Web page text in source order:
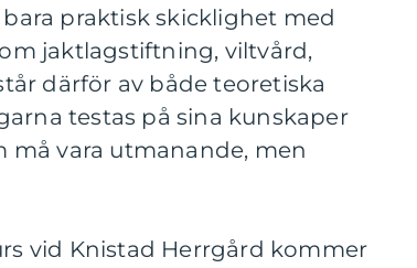
praktisk skicklighet med
jaktlagstiftning, viltvård,
därför av både teoretiska
testas på sina kunskaper
må vara utmanande, men
vid Knistad Herrgård kommer